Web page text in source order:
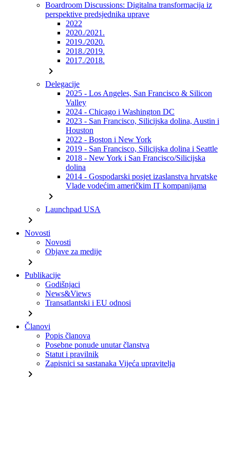
Boardroom Discussions: Digitalna transformacija iz
perspektive predsjednika uprave
2022
2020./2021.
2019./2020.
2018./2019.
2017./2018.
chevron_right
Delegacije
2025 - Los Angeles, San Francisco & Silicon
Valley
2024 - Chicago i Washington DC
2023 - San Francisco, Silicijska dolina, Austin i
Houston
2022 - Boston i New York
2019 - San Francisco, Silicijska dolina i Seattle
2018 - New York i San Francisco/Silicijska
dolina
2014 - Gospodarski posjet izaslanstva hrvatske
Vlade vodećim američkim IT kompanijama
chevron_right
Launchpad USA
chevron_right
Novosti
Novosti
Objave za medije
chevron_right
Publikacije
Godišnjaci
News&Views
Transatlantski i EU odnosi
chevron_right
Članovi
Popis članova
Posebne ponude unutar članstva
Statut i pravilnik
Zapisnici sa sastanaka Vijeća upravitelja
chevron_right